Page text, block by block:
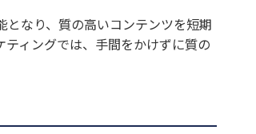
となり、質の高いコンテンツを短期
ィングでは、手間をかけずに質の